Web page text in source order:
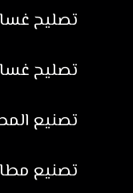
تصليح
تصليح
تصنيع
تصنيع